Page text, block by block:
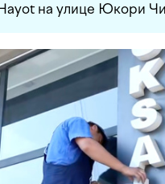
на улице Юкори